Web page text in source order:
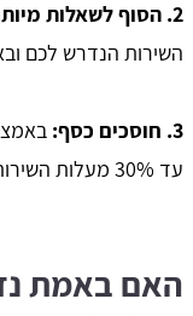
2. הסוף לשאלות מיותרות:
השירות הנדרש לכם
3. חוסכים כסף:
עד 30% מעלות השירות.
האם באמת